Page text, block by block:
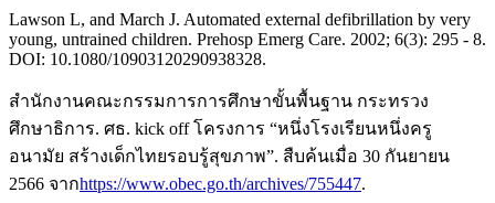
Lawson L, and March J. Automated external defibrillation by very
young, untrained children. Prehosp Emerg Care. 2002; 6(3): 295 - 8.
DOI: 10.1080/10903120290938328.
สำนักงานคณะกรรมการการศึกษาขั้นพื้นฐาน กระทรวง
ศึกษาธิการ. ศธ. kick off โครงการ “หนึ่งโรงเรียนหนึ่งครู
อนามัย สร้างเด็กไทยรอบรู้สุขภาพ”. สืบค้นเมื่อ 30 กันยายน
2566 จากhttps://www.obec.go.th/archives/755447.